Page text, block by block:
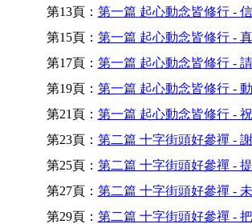
第13頁： 第一篇 起心動念皆修行 -
第15頁： 第一篇 起心動念皆修行 -
第17頁： 第一篇 起心動念皆修行 -
第19頁： 第一篇 起心動念皆修行 -
第21頁： 第一篇 起心動念皆修行 -
第23頁： 第二篇 十字街頭好參禪 -
第25頁： 第二篇 十字街頭好參禪 -
第27頁： 第二篇 十字街頭好參禪 -
第29頁： 第二篇 十字街頭好參禪 -